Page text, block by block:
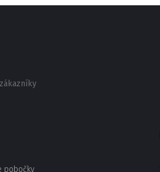
pobočky